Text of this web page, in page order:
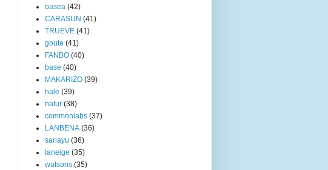
oasea (42)
CARASUN (41)
TRUEVE (41)
goute (41)
FANBO (40)
base (40)
MAKARIZO (39)
hale (39)
natur (38)
commonlabs (37)
LANBENA (36)
sariayu (36)
laneige (35)
watsons (35)